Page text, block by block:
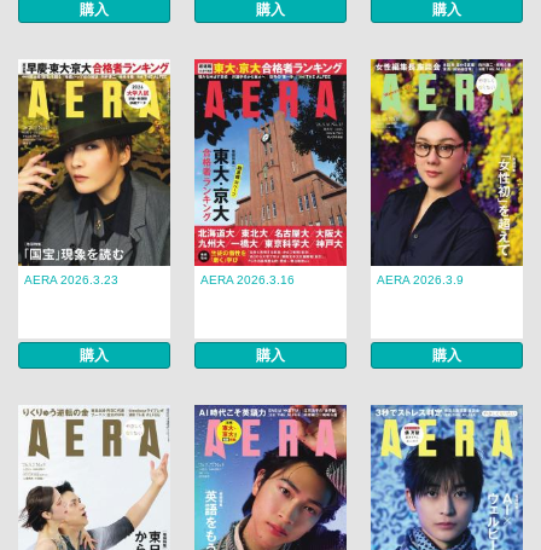
購入 購入 購入
AERA 2026.3.23
購入
AERA 2026.3.16
購入
AERA 2026.3.9
購入